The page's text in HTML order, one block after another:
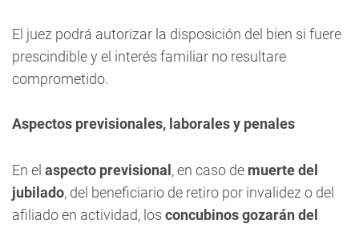
El juez podrá autorizar la disposición del bien si fuere
prescindible y el interés familiar no resultare
comprometido.
Aspectos previsionales, laborales y penales
En el aspecto previsional , en caso de muerte del
jubilado, del beneficiario de retiro por invalidez o del
afiliado en actividad, los concubinos gozarán del